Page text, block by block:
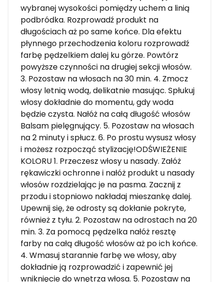
wybranej wysokości pomiędzy uchem a linią
podbródka. Rozprowadź produkt na
długościach aż po same końce. Dla efektu
płynnego przechodzenia koloru rozprowadź
farbę pędzelkiem dalej ku górze. Powtórz
powyższe czynności na drugiej sekcji włosów.
3. Pozostaw na włosach na 30 min. 4. Zmocz
włosy letnią wodą, delikatnie masując. Spłukuj
włosy dokładnie do momentu, gdy woda
będzie czysta. Nałóż na całą długość włosów
Balsam pielęgnujący. 5. Pozostaw na włosach
na 2 minuty i spłucz. 6. Po prostu wysusz włosy
i możesz rozpocząć stylizację!ODŚWIEŻENIE
KOLORU 1. Przeczesz włosy u nasady. Załóż
rękawiczki ochronne i nałóż produkt u nasady
włosów rozdzielając je na pasma. Zacznij z
przodu i stopniowo nakładaj mieszankę dalej.
Upewnij się, że odrosty są dokłanie pokryte,
również z tyłu. 2. Pozostaw na odrostach na 20
min. 3. Za pomocą pędzelka nałóż resztę
farby na całą długość włosów aż po ich końce.
4. Wmasuj starannie farbę we włosy, aby
dokładnie ją rozprowadzić i zapewnić jej
wniknięcie do wnętrza włosa. 5. Pozostaw na